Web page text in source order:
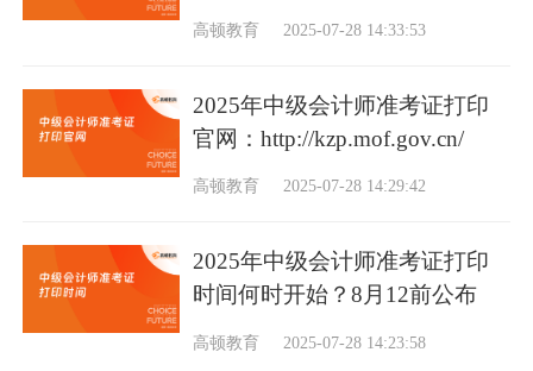
高顿教育 2025-07-28 14:33:53
2025年中级会计师准考证打印
官网：http://kzp.mof.gov.cn/
高顿教育 2025-07-28 14:29:42
2025年中级会计师准考证打印
时间何时开始？8月12前公布
高顿教育 2025-07-28 14:23:58